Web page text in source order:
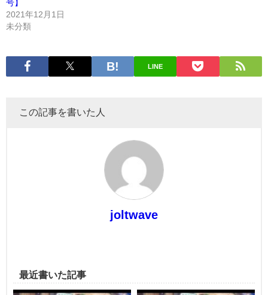
号】
2021年12月1日
未分類
LINE
この記事を書いた人
joltwave
最近書いた記事